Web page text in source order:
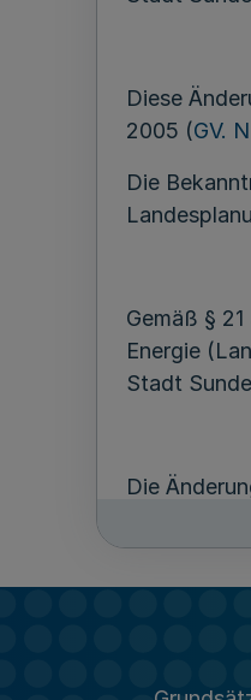
Diese
2005 (GV.
Die
Gemäß §
Energie
Stadt
Die
öffentlicher
Grundsätze